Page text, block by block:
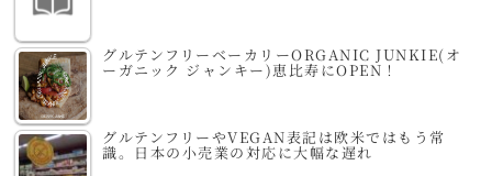
グルテンフリーベーカリーORGANIC JUNKIE(オ
ーガニック ジャンキー)恵比寿にOPEN！
グルテンフリーやVEGAN表記は欧米ではもう常
識。日本の小売業の対応に大幅な遅れ